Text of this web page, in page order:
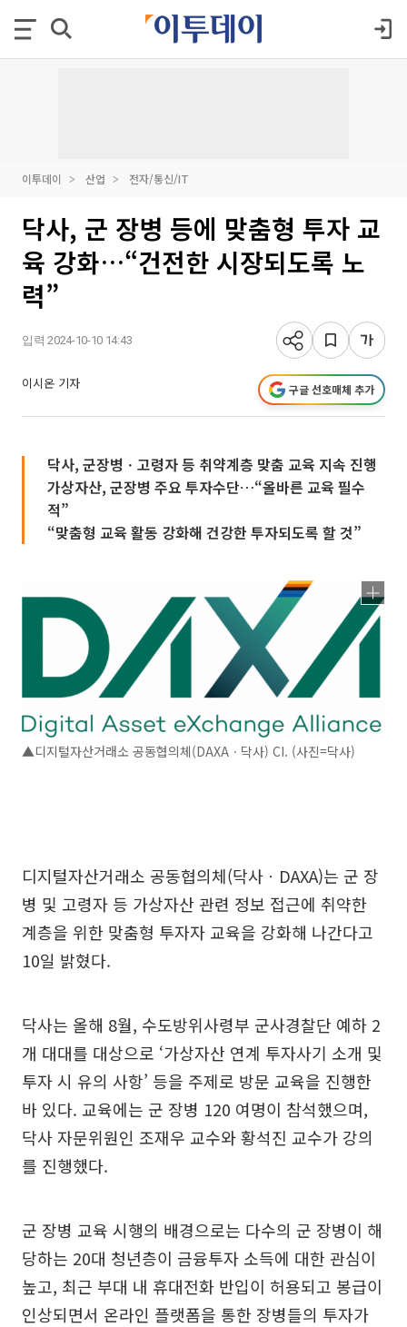
이투데이 산업 전자/통신/IT
닥사, 군 장병 등에 맞춤형 투자 교
육 강화…“건전한 시장되도록 노
력”
입력 2024-10-10 14:43
이시온 기자 구글 선호매체 추가
닥사, 군장병ㆍ고령자 등 취약계층 맞춤 교육 지속 진행
가상자산, 군장병 주요 투자수단…“올바른 교육 필수
적”
“맞춤형 교육 활동 강화해 건강한 투자되도록 할 것”
▲디지털자산거래소 공동협의체(DAXAㆍ닥사) CI. (사진=닥사)
디지털자산거래소 공동협의체(닥사ㆍDAXA)는 군 장
병 및 고령자 등 가상자산 관련 정보 접근에 취약한
계층을 위한 맞춤형 투자자 교육을 강화해 나간다고
10일 밝혔다.
닥사는 올해 8월, 수도방위사령부 군사경찰단 예하 2
개 대대를 대상으로 ‘가상자산 연계 투자사기 소개 및
투자 시 유의 사항’ 등을 주제로 방문 교육을 진행한
바 있다. 교육에는 군 장병 120 여명이 참석했으며,
닥사 자문위원인 조재우 교수와 황석진 교수가 강의
를 진행했다.
군 장병 교육 시행의 배경으로는 다수의 군 장병이 해
당하는 20대 청년층이 금융투자 소득에 대한 관심이
높고, 최근 부대 내 휴대전화 반입이 허용되고 봉급이
인상되면서 온라인 플랫폼을 통한 장병들의 투자가